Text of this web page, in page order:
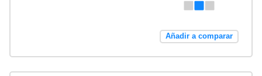
Añadir a comparar